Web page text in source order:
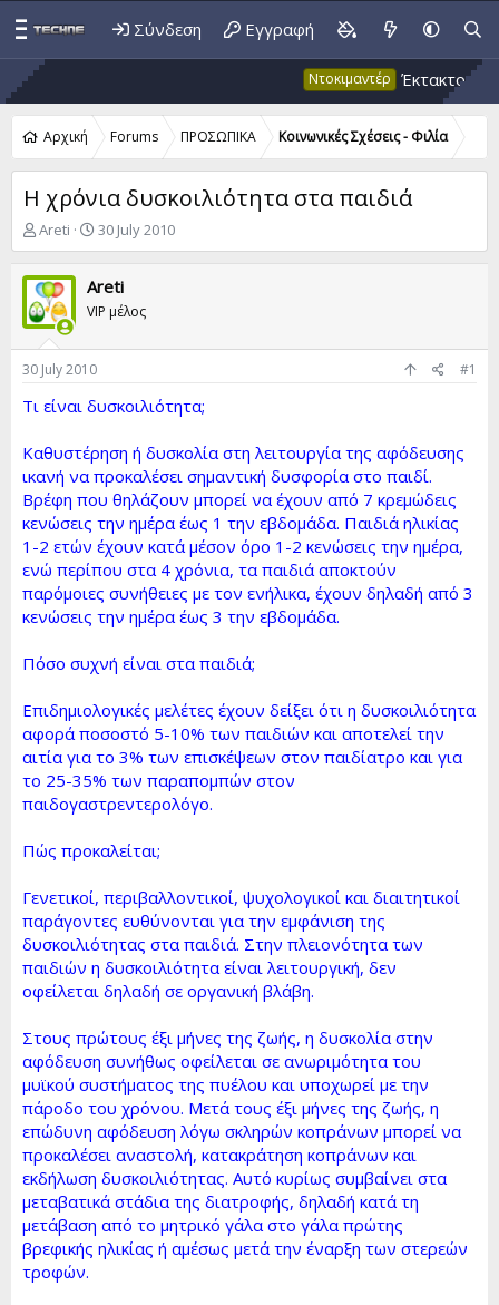
Σύνδεση Εγγραφή
Ντοκιμαντέρ Έκτακτο 53:
Αρχική Forums ΠΡΟΣΩΠΙΚΑ Κοινωνικές Σχέσεις - Φιλία
Η χρόνια δυσκοιλιότητα στα παιδιά
T
h
e
a
d
s
r
e
r
Areti
S
t
r
t
a
30 July 2010
Areti
VIP μέλος
30 July 2010 #1
Τι είναι δυσκοιλιότητα;
Καθυστέρηση ή δυσκολία στη λειτουργία της αφόδευσης
ικανή να προκαλέσει σημαντική δυσφορία στο παιδί.
Βρέφη που θηλάζουν μπορεί να έχουν από 7 κρεμώδεις
κενώσεις την ημέρα έως 1 την εβδομάδα. Παιδιά ηλικίας
1-2 ετών έχουν κατά μέσον όρο 1-2 κενώσεις την ημέρα,
ενώ περίπου στα 4 χρόνια, τα παιδιά αποκτούν
παρόμοιες συνήθειες με τον ενήλικα, έχουν δηλαδή από 3
κενώσεις την ημέρα έως 3 την εβδομάδα.
Πόσο συχνή είναι στα παιδιά;
Επιδημιολογικές μελέτες έχουν δείξει ότι η δυσκοιλιότητα
αφορά ποσοστό 5-10% των παιδιών και αποτελεί την
αιτία για το 3% των επισκέψεων στον παιδίατρο και για
το 25-35% των παραπομπών στον
παιδογαστρεντερολόγο.
Πώς προκαλείται;
Γενετικοί, περιβαλλοντικοί, ψυχολογικοί και διαιτητικοί
παράγοντες ευθύνονται για την εμφάνιση της
δυσκοιλιότητας στα παιδιά. Στην πλειονότητα των
παιδιών η δυσκοιλιότητα είναι λειτουργική, δεν
οφείλεται δηλαδή σε οργανική βλάβη.
Στους πρώτους έξι μήνες της ζωής, η δυσκολία στην
αφόδευση συνήθως οφείλεται σε ανωριμότητα του
μυϊκού συστήματος της πυέλου και υποχωρεί με την
πάροδο του χρόνου. Μετά τους έξι μήνες της ζωής, η
επώδυνη αφόδευση λόγω σκληρών κοπράνων μπορεί να
προκαλέσει αναστολή, κατακράτηση κοπράνων και
εκδήλωση δυσκοιλιότητας. Αυτό κυρίως συμβαίνει στα
μεταβατικά στάδια της διατροφής, δηλαδή κατά τη
μετάβαση από το μητρικό γάλα στο γάλα πρώτης
βρεφικής ηλικίας ή αμέσως μετά την έναρξη των στερεών
τροφών.